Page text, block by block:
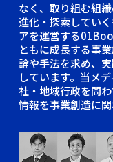
なく、取り組む組
進化・探索してい
アを運営する
ともに成長する事
論や手法を求め、
しています。当メ
社・地域行政を問
情報を事業創造に関